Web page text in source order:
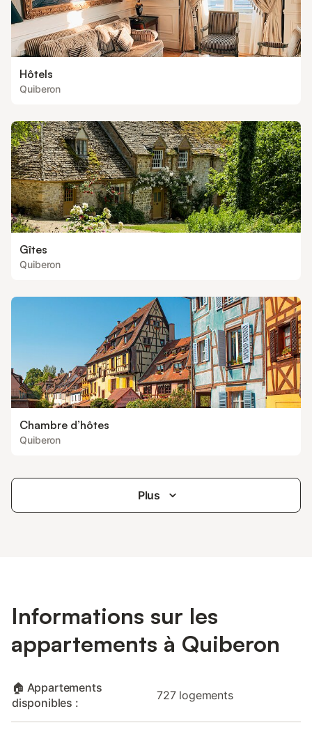
Hôtels
Quiberon
Gîtes
Quiberon
Chambre d’hôtes
Quiberon
Plus
Informations sur les
appartements à Quiberon
🏠 Appartements
disponibles :
727 logements